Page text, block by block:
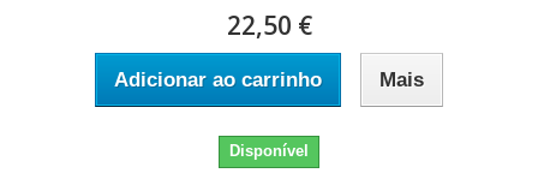
22,50 €
Adicionar ao carrinho Mais
Disponível